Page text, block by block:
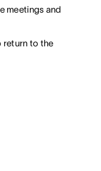
meetings and
return to the